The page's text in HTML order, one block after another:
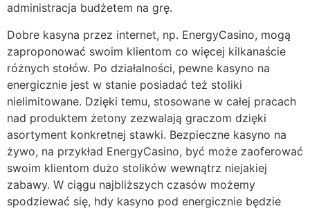
administracja budżetem na grę.
Dobre kasyna przez internet, np. EnergyCasino, mogą
zaproponować swoim klientom co więcej kilkanaście
różnych stołów. Po działalności, pewne kasyno na
energicznie jest w stanie posiadać też stoliki
nielimitowane. Dzięki temu, stosowane w całej pracach
nad produktem żetony zezwalają graczom dzięki
asortyment konkretnej stawki. Bezpieczne kasyno na
żywo, na przykład EnergyCasino, być może zaoferować
swoim klientom dużo stolików wewnątrz niejakiej
zabawy. W ciągu najbliższych czasów możemy
spodziewać się, hdy kasyno pod energicznie będzie